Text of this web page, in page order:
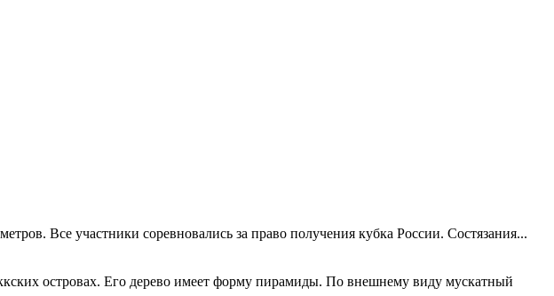
Все участники соревновались за право получения кубка России. Состязания...
островах. Его дерево имеет форму пирамиды. По внешнему виду мускатный